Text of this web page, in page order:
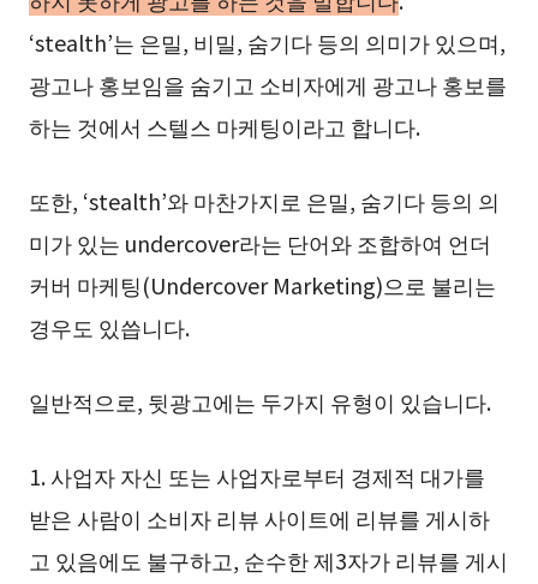
‘stealth’는 은밀, 비밀, 숨기다 등의 의미가 있으며,
광고나 홍보임을 숨기고 소비자에게 광고나 홍보를
하는 것에서 스텔스 마케팅이라고 합니다.
또한, ‘stealth’와 마찬가지로 은밀, 숨기다 등의 의
미가 있는 undercover라는 단어와 조합하여 언더
커버 마케팅(Undercover Marketing)으로 불리는
경우도 있씁니다.
일반적으로, 뒷광고에는 두가지 유형이 있습니다.
1. 사업자 자신 또는 사업자로부터 경제적 대가를
받은 사람이 소비자 리뷰 사이트에 리뷰를 게시하
고 있음에도 불구하고, 순수한 제3자가 리뷰를 게시